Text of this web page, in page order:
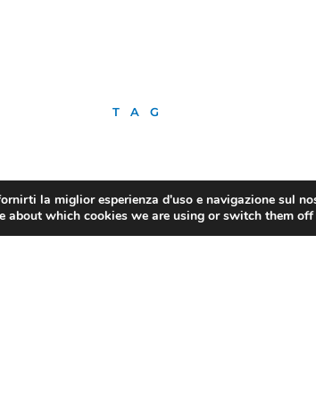
TAG
CONDIVIDI
la miglior esperienza d'uso e navigazione sul
about which cookies we are using or switch them